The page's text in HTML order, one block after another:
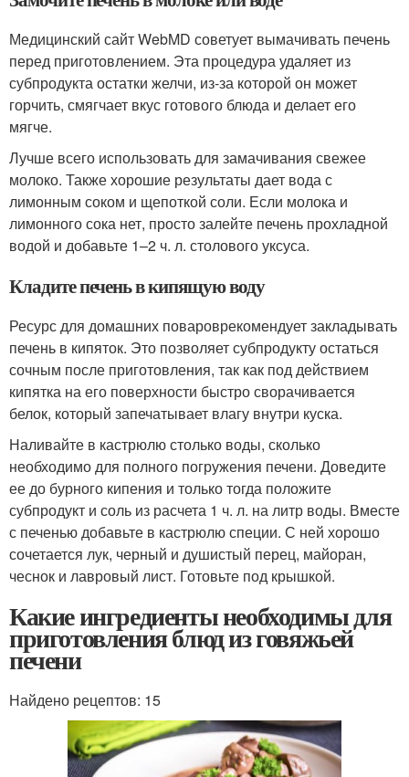
Медицинский сайт WebMD советует вымачивать печень
перед приготовлением. Эта процедура удаляет из
субпродукта остатки желчи, из-за которой он может
горчить, смягчает вкус готового блюда и делает его
мягче.
Лучше всего использовать для замачивания свежее
молоко. Также хорошие результаты дает вода с
лимонным соком и щепоткой соли. Если молока и
лимонного сока нет, просто залейте печень прохладной
водой и добавьте 1–2 ч. л. столового уксуса.
Кладите печень в кипящую воду
Ресурс для домашних повароврекомендует закладывать
печень в кипяток. Это позволяет субпродукту остаться
сочным после приготовления, так как под действием
кипятка на его поверхности быстро сворачивается
белок, который запечатывает влагу внутри куска.
Наливайте в кастрюлю столько воды, сколько
необходимо для полного погружения печени. Доведите
ее до бурного кипения и только тогда положите
субпродукт и соль из расчета 1 ч. л. на литр воды. Вместе
с печенью добавьте в кастрюлю специи. С ней хорошо
сочетается лук, черный и душистый перец, майоран,
чеснок и лавровый лист. Готовьте под крышкой.
Какие ингредиенты необходимы для
приготовления блюд из говяжьей
печени
Найдено рецептов: 15